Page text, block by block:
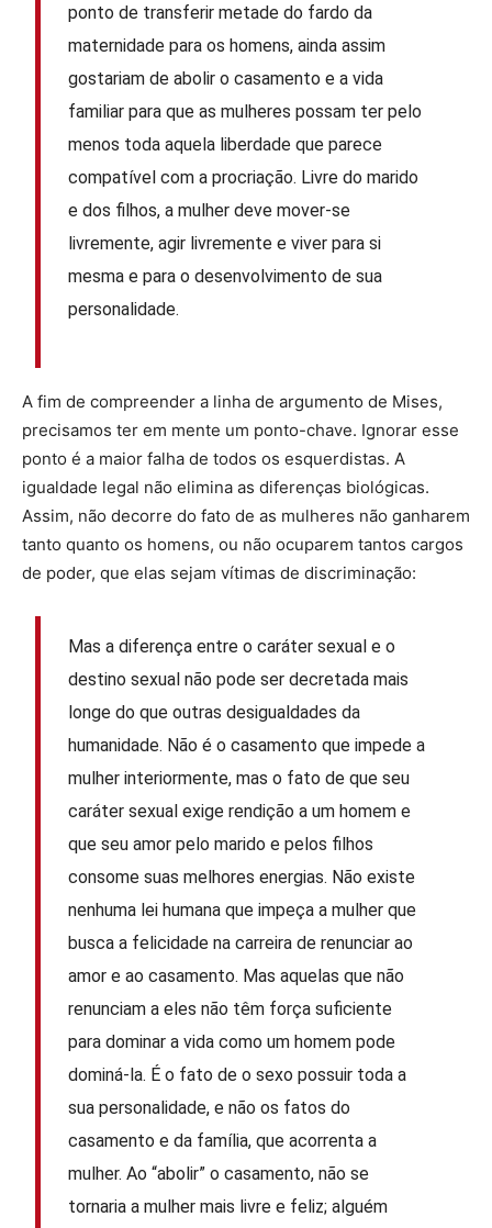
ponto de transferir metade do fardo da
maternidade para os homens, ainda assim
gostariam de abolir o casamento e a vida
familiar para que as mulheres possam ter pelo
menos toda aquela liberdade que parece
compatível com a procriação. Livre do marido
e dos filhos, a mulher deve mover-se
livremente, agir livremente e viver para si
mesma e para o desenvolvimento de sua
personalidade.
A fim de compreender a linha de argumento de Mises,
precisamos ter em mente um ponto-chave. Ignorar esse
ponto é a maior falha de todos os esquerdistas. A
igualdade legal não elimina as diferenças biológicas.
Assim, não decorre do fato de as mulheres não ganharem
tanto quanto os homens, ou não ocuparem tantos cargos
de poder, que elas sejam vítimas de discriminação:
Mas a diferença entre o caráter sexual e o
destino sexual não pode ser decretada mais
longe do que outras desigualdades da
humanidade. Não é o casamento que impede a
mulher interiormente, mas o fato de que seu
caráter sexual exige rendição a um homem e
que seu amor pelo marido e pelos filhos
consome suas melhores energias. Não existe
nenhuma lei humana que impeça a mulher que
busca a felicidade na carreira de renunciar ao
amor e ao casamento. Mas aquelas que não
renunciam a eles não têm força suficiente
para dominar a vida como um homem pode
dominá-la. É o fato de o sexo possuir toda a
sua personalidade, e não os fatos do
casamento e da família, que acorrenta a
mulher. Ao “abolir” o casamento, não se
tornaria a mulher mais livre e feliz; alguém